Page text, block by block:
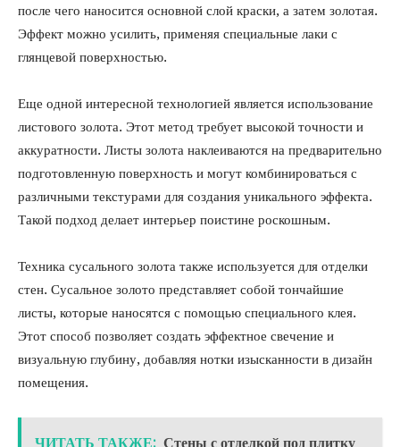
после чего наносится основной слой краски, а затем золотая.
Эффект можно усилить, применяя специальные лаки с
глянцевой поверхностью.
Еще одной интересной технологией является использование
листового золота. Этот метод требует высокой точности и
аккуратности. Листы золота наклеиваются на предварительно
подготовленную поверхность и могут комбинироваться с
различными текстурами для создания уникального эффекта.
Такой подход делает интерьер поистине роскошным.
Техника сусального золота также используется для отделки
стен. Сусальное золото представляет собой тончайшие
листы, которые наносятся с помощью специального клея.
Этот способ позволяет создать эффектное свечение и
визуальную глубину, добавляя нотки изысканности в дизайн
помещения.
ЧИТАТЬ ТАКЖЕ: Стены с отделкой под плитку